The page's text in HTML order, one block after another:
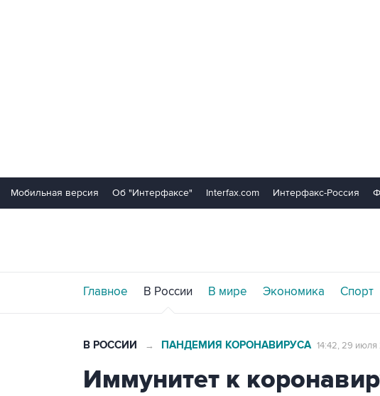
Мобильная версия Об "Интерфаксе" Interfax.com Интерфакс-Россия
Главное В России В мире Экономика Спорт
В РОССИИ → ПАНДЕМИЯ КОРОНАВИРУСА 14:42, 29
Иммунитет к